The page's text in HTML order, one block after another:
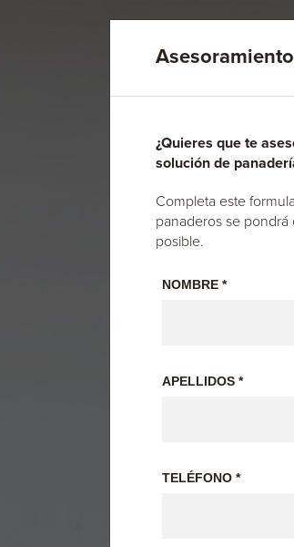
¿Quieres que te
solución de
Completa este
panaderos se
posible.